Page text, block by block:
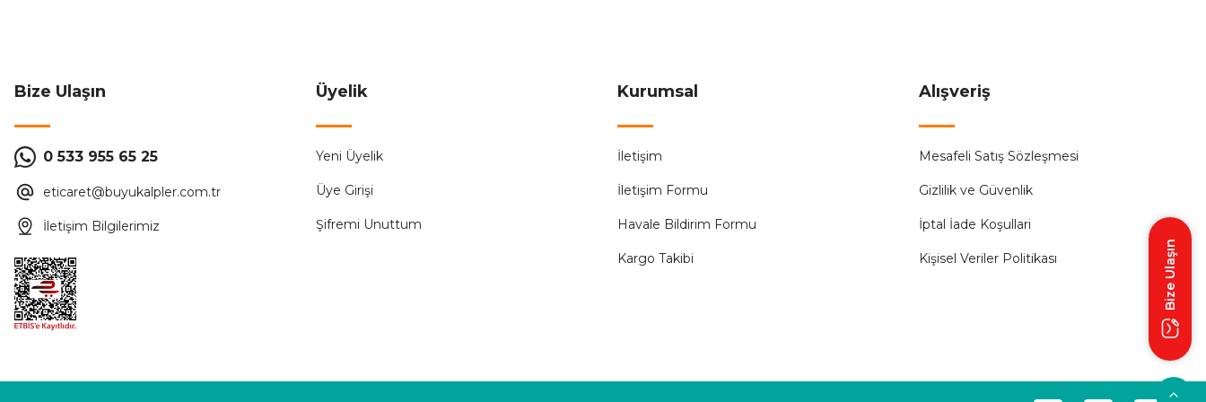
Audio 001181 4.3''Görüntülü Diafon Bus Plus (Mekanik Butonlu Siyah)
2.490,00 ₺
Audio 001190 7 inç Görüntülü Diafon (Mekanik Butonlu Beyaz)
8.400,00 ₺ 4.200,00 ₺
Bize Ulaşın
0 533 955 65 25
eticaret@buyukalpler.com.tr
İletişim Bilgilerimiz
Üyelik
Yeni Üyelik
Üye Girişi
Şifremi Unuttum
Kurumsal
İletişim
İletişim Formu
Havale Bildirim Formu
Kargo Takibi
Alışveriş
Mesafeli Satış Sözleşmesi
Gizlilik ve Güvenlik
İptal İade Koşullari
Kişisel Veriler Politikası Bize Ulaşın